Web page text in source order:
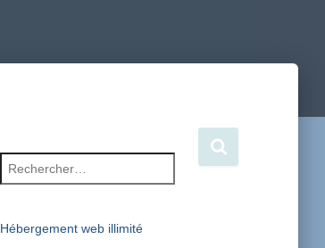
Hébergement web illimité